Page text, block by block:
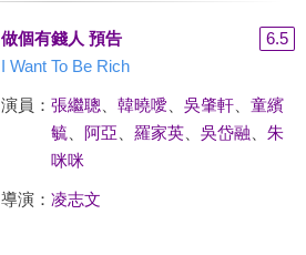
做個有錢人 預告
6.5
I Want To Be Rich
演員： 張繼聰 韓曉噯 吳肇軒、 童繽
毓、 阿亞 羅家英、 吳岱融
朱
咪咪
導演： 凌志文